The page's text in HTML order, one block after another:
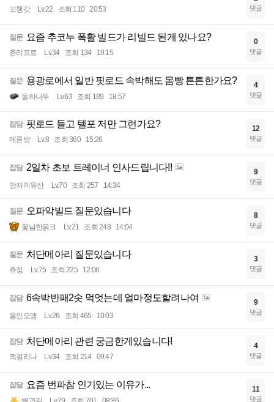
꼬챙갓 Lv.22 조회 110 20:53 댓글
질문 요즘 추코누 폭활 빌드가 리빌드 된게 있나요?
춘리프로 Lv.34 조회 134 19:15
0
댓글
질문 용광로에서 일반 핏로드 속박해도 몸빵 튼튼한가요?
돌하나두 Lv.63 조회 189 18:57
4
댓글
잡담 핏로드 들고 텔포 저만 그런가요?
메론방 Lv.8 조회 360 15:26
12
댓글
잡담 2일차 초보 트레이너 인사드립니다!!
망자의유산 Lv.70 조회 257 14:34
9
댓글
질문 오파악빌드 질문있습니다
꽃남한옭크 Lv.21 조회 248 14:04
8
댓글
질문 처단메아리 질문있습니다
츄정 Lv.75 조회 225 12:06
3
댓글
잡담 6속박반패2솟 먹엇는데 얼마정도할려나여
올인오뎅 Lv.26 조회 465 10:03
9
댓글
잡담 처단메아리 관련 궁금한게있습니다!
맥걸리나 Lv.34 조회 214 09:47
4
댓글
잡담 요즘 번파참 인기있는 이유가... 11
댓글